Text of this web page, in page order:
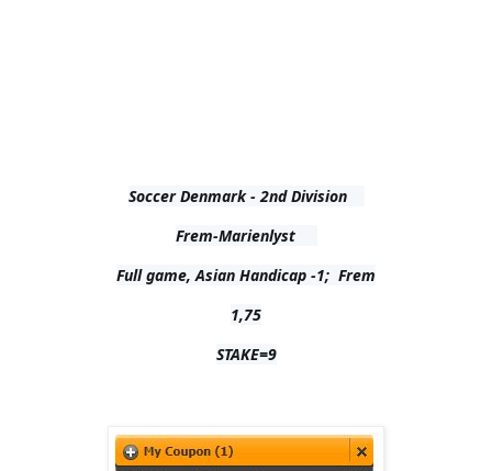
Soccer Denmark - 2nd Division
Frem-Marienlyst
Full game, Asian Handicap -1;  Frem
1,75
STAKE=9